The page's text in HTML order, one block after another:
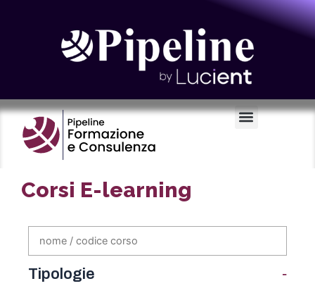
Corsi E-learning
Tipologie -